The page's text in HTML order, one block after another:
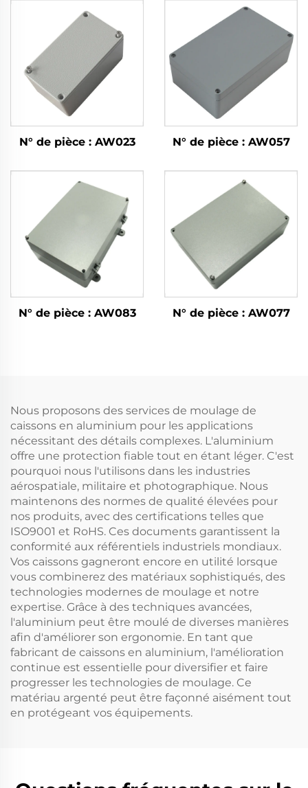
N° de pièce : AW023 N° de pièce : AW057
N° de pièce : AW083 N° de pièce : AW077
Nous proposons des services de moulage de
caissons en aluminium pour les applications
nécessitant des détails complexes. L'aluminium
offre une protection fiable tout en étant léger. C'est
pourquoi nous l'utilisons dans les industries
aérospatiale, militaire et photographique. Nous
maintenons des normes de qualité élevées pour
nos produits, avec des certifications telles que
ISO9001 et RoHS. Ces documents garantissent la
conformité aux référentiels industriels mondiaux.
Vos caissons gagneront encore en utilité lorsque
vous combinerez des matériaux sophistiqués, des
technologies modernes de moulage et notre
expertise. Grâce à des techniques avancées,
l'aluminium peut être moulé de diverses manières
afin d'améliorer son ergonomie. En tant que
fabricant de caissons en aluminium, l'amélioration
continue est essentielle pour diversifier et faire
progresser les technologies de moulage. Ce
matériau argenté peut être façonné aisément tout
en protégeant vos équipements.